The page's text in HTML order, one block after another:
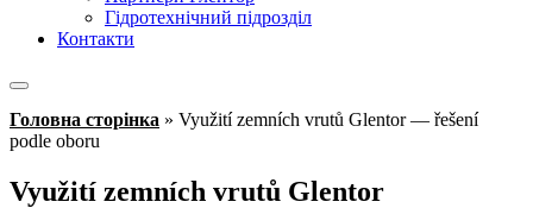
Гідротехнічний підрозділ
Контакти
Головна сторінка » Využití zemních vrutů Glentor — řešení
podle oboru
Využití zemních vrutů Glentor